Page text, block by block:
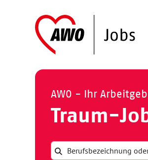
AWO - Ihr
Traum-